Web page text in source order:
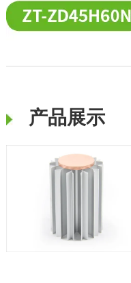
产品展示